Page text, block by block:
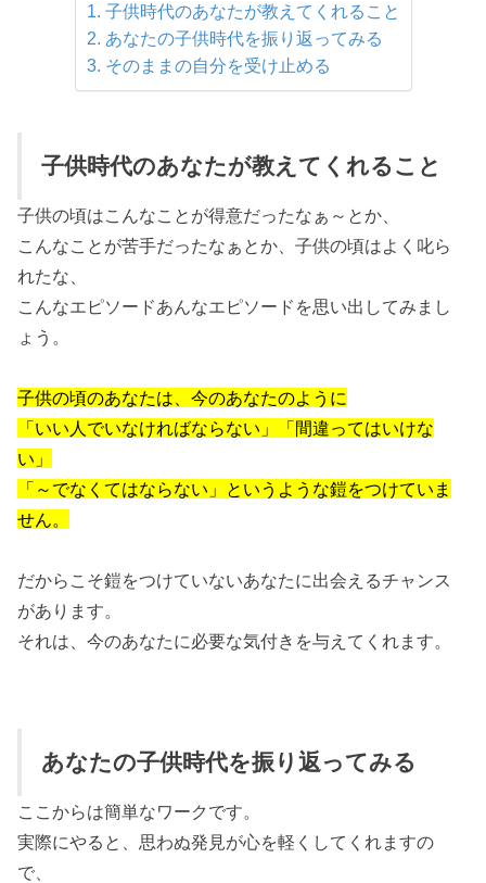
子供時代のあなたが教えてくれること
あなたの子供時代を振り返ってみる
そのままの自分を受け止める
子供時代のあなたが教えてくれること
子供の頃はこんなことが得意だったなぁ～とか、
こんなことが苦手だったなぁとか、子供の頃はよく叱ら
れたな、
こんなエピソードあんなエピソードを思い出してみまし
ょう。
子供の頃のあなたは、今のあなたのように
「いい人でいなければならない」「間違ってはいけな
い」
「～でなくてはならない」というような鎧をつけていま
せん。
だからこそ鎧をつけていないあなたに出会えるチャンス
があります。
それは、今のあなたに必要な気付きを与えてくれます。
あなたの子供時代を振り返ってみる
ここからは簡単なワークです。
実際にやると、思わぬ発見が心を軽くしてくれますの
で、